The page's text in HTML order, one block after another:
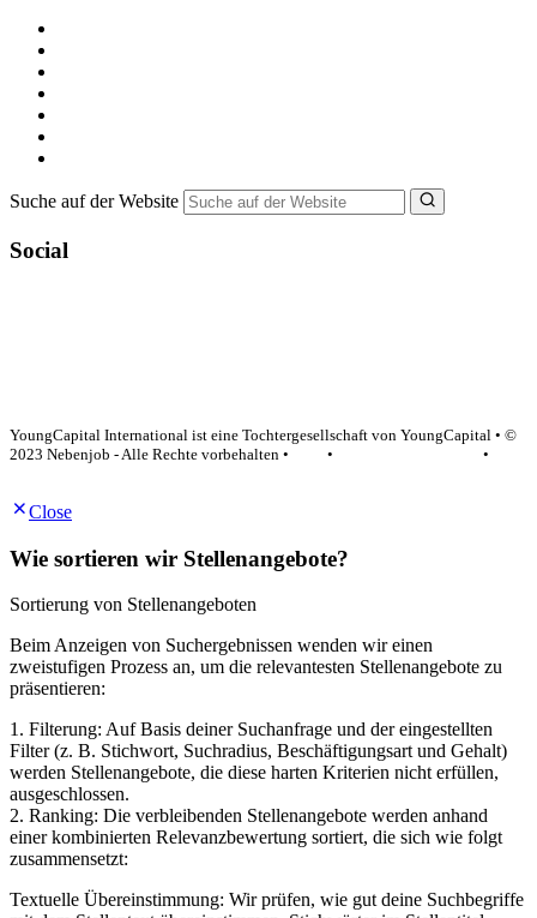
Suche auf der Website
Social
YoungCapital International ist eine Tochtergesellschaft von YoungCapital • ©
2023 Nebenjob - Alle Rechte vorbehalten •
•
•
Close
Wie sortieren wir Stellenangebote?
Sortierung von Stellenangeboten
Beim Anzeigen von Suchergebnissen wenden wir einen
zweistufigen Prozess an, um die relevantesten Stellenangebote zu
präsentieren:
1. Filterung: Auf Basis deiner Suchanfrage und der eingestellten
Filter (z. B. Stichwort, Suchradius, Beschäftigungsart und Gehalt)
werden Stellenangebote, die diese harten Kriterien nicht erfüllen,
ausgeschlossen.
2. Ranking: Die verbleibenden Stellenangebote werden anhand
einer kombinierten Relevanzbewertung sortiert, die sich wie folgt
zusammensetzt:
Textuelle Übereinstimmung: Wir prüfen, wie gut deine Suchbegriffe